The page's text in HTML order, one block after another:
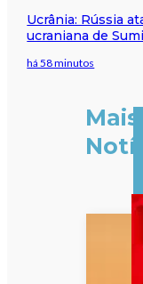
Ucrânia: Rússia
ucraniana de Sumi
há 58 minutos
Mais